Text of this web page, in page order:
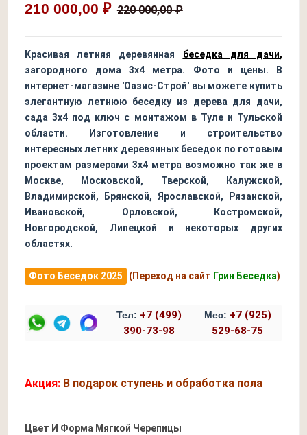
210 000,00 ₽ 220 000,00 ₽
Красивая летняя деревянная беседка для дачи,
загородного дома 3х4 метра. Фото и цены. В
интернет-магазине 'Оазис-Строй' вы можете купить
элегантную летнюю беседку из дерева для дачи,
сада 3х4 под ключ с монтажом в Туле и Тульской
области. Изготовление и строительство
интересных летних деревянных беседок по готовым
проектам размерами 3х4 метра возможно так же в
Москве, Московской, Тверской, Калужской,
Владимирской, Брянской, Ярославской, Рязанской,
Ивановской, Орловской, Костромской,
Новгородской, Липецкой и некоторых других
областях.
Фото Беседок 2025 (Переход на сайт Грин Беседка)
Тел: +7 (499)
390-73-98
Мес: +7 (925)
529-68-75
Акция: В подарок ступень и обработка пола
Цвет И Форма Мягкой Черепицы